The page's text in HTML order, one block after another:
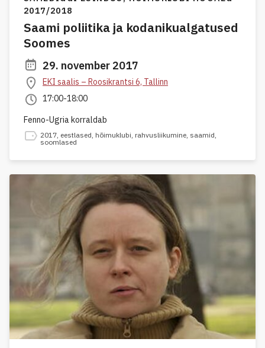
2017/2018
Saami poliitika ja kodanikualgatused
Soomes
29. november 2017
EKI saalis – Roosikrantsi 6, Tallinn
17:00-18:00
Fenno-Ugria korraldab
2017, eestlased, hõimuklubi, rahvusliikumine, saamid,
soomlased